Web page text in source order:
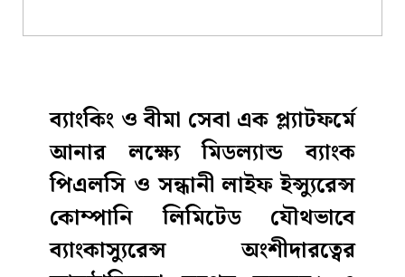
ব্যাংকিং ও বীমা সেবা এক প্ল্যাটফর্মে
আনার লক্ষ্যেমিডল্যান্ড ব্যাংক
পিএলসিওসন্ধানী লাইফ ইন্স্যুরেন্স
কোম্পানি লিমিটেডযৌথভাবে
ব্যাংকাস্যুরেন্স অংশীদারত্বের